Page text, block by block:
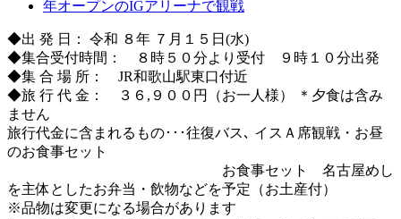
◆出 発 日： 令和 ８年 ７月１５日(水)
◆集合受付時間： ８時５０分より受付 ９時１０分出発
◆集 合 場 所： JR和歌山駅東口付近
◆旅 行 代 金： ３６,９００円（お一人様） ＊夕食は含み
ません
旅行代金に含まれるもの･･･往復バス､ イスＡ席観戦・お昼
のお食事セット
お食事セット 名古屋めし
を主体としたお弁当・飲物などを予定（お土産付）
※品物は変更になる場合があります